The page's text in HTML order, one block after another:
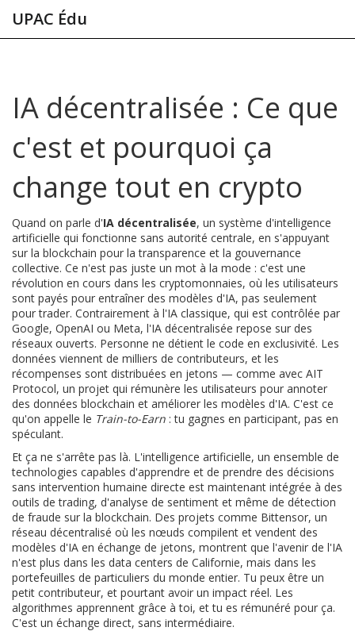
UPAC Édu
IA décentralisée : Ce que
c'est et pourquoi ça
change tout en crypto
Quand on parle d'IA décentralisée, un système d'intelligence
artificielle qui fonctionne sans autorité centrale, en s'appuyant
sur la blockchain pour la transparence et la gouvernance
collective. Ce n'est pas juste un mot à la mode : c'est une
révolution en cours dans les cryptomonnaies, où les utilisateurs
sont payés pour entraîner des modèles d'IA, pas seulement
pour trader. Contrairement à l'IA classique, qui est contrôlée par
Google, OpenAI ou Meta, l'IA décentralisée repose sur des
réseaux ouverts. Personne ne détient le code en exclusivité. Les
données viennent de milliers de contributeurs, et les
récompenses sont distribuées en jetons — comme avec AIT
Protocol, un projet qui rémunère les utilisateurs pour annoter
des données blockchain et améliorer les modèles d'IA. C'est ce
qu'on appelle le Train-to-Earn : tu gagnes en participant, pas en
spéculant.
Et ça ne s'arrête pas là. L'intelligence artificielle, un ensemble de
technologies capables d'apprendre et de prendre des décisions
sans intervention humaine directe est maintenant intégrée à des
outils de trading, d'analyse de sentiment et même de détection
de fraude sur la blockchain. Des projets comme Bittensor, un
réseau décentralisé où les nœuds compilent et vendent des
modèles d'IA en échange de jetons, montrent que l'avenir de l'IA
n'est plus dans les data centers de Californie, mais dans les
portefeuilles de particuliers du monde entier. Tu peux être un
petit contributeur, et pourtant avoir un impact réel. Les
algorithmes apprennent grâce à toi, et tu es rémunéré pour ça.
C'est un échange direct, sans intermédiaire.